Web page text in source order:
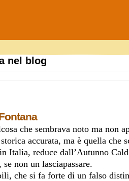
nel blog
che sembrava noto ma non
accurata, ma è quella che
Italia, reduce dall’Autunno
non un lasciapassare.
che si fa forte di un falso